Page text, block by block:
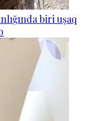
biri uşaq